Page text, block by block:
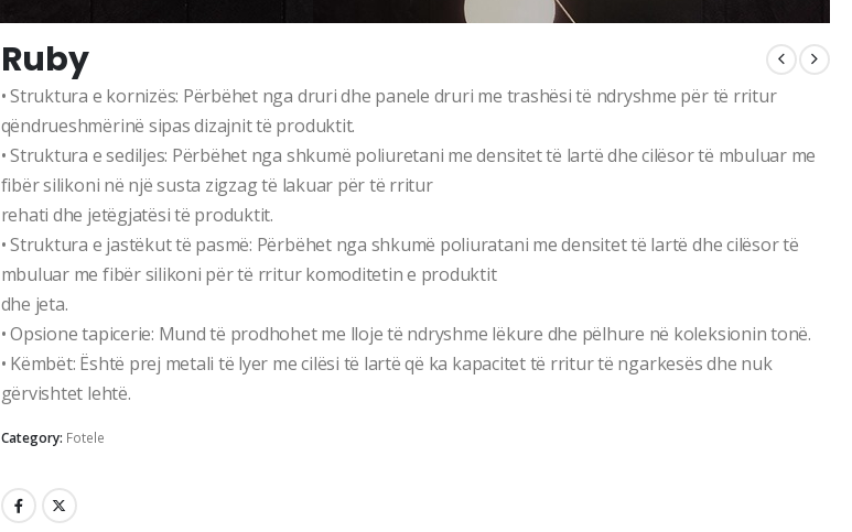
Ruby
• Struktura e kornizës: Përbëhet nga druri dhe panele druri me trashësi të ndryshme për të rritur
qëndrueshmërinë sipas dizajnit të produktit.
• Struktura e sediljes: Përbëhet nga shkumë poliuretani me densitet të lartë dhe cilësor të mbuluar me
fibër silikoni në një susta zigzag të lakuar për të rritur
rehati dhe jetëgjatësi të produktit.
• Struktura e jastëkut të pasmë: Përbëhet nga shkumë poliuratani me densitet të lartë dhe cilësor të
mbuluar me fibër silikoni për të rritur komoditetin e produktit
dhe jeta.
• Opsione tapicerie: Mund të prodhohet me lloje të ndryshme lëkure dhe pëlhure në koleksionin tonë.
• Këmbët: Është prej metali të lyer me cilësi të lartë që ka kapacitet të rritur të ngarkesës dhe nuk
gërvishtet lehtë.
Category: Fotele